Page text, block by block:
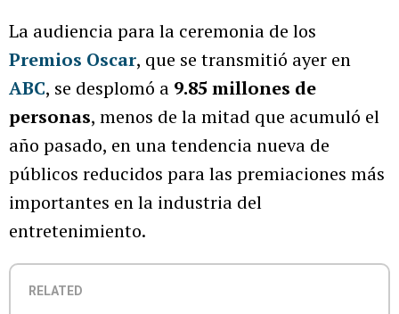
La audiencia para la ceremonia de los
Premios Oscar, que se transmitió ayer en
ABC, se desplomó a 9.85 millones de
personas, menos de la mitad que acumuló el
año pasado, en una tendencia nueva de
públicos reducidos para las premiaciones más
importantes en la industria del
entretenimiento.
RELATED